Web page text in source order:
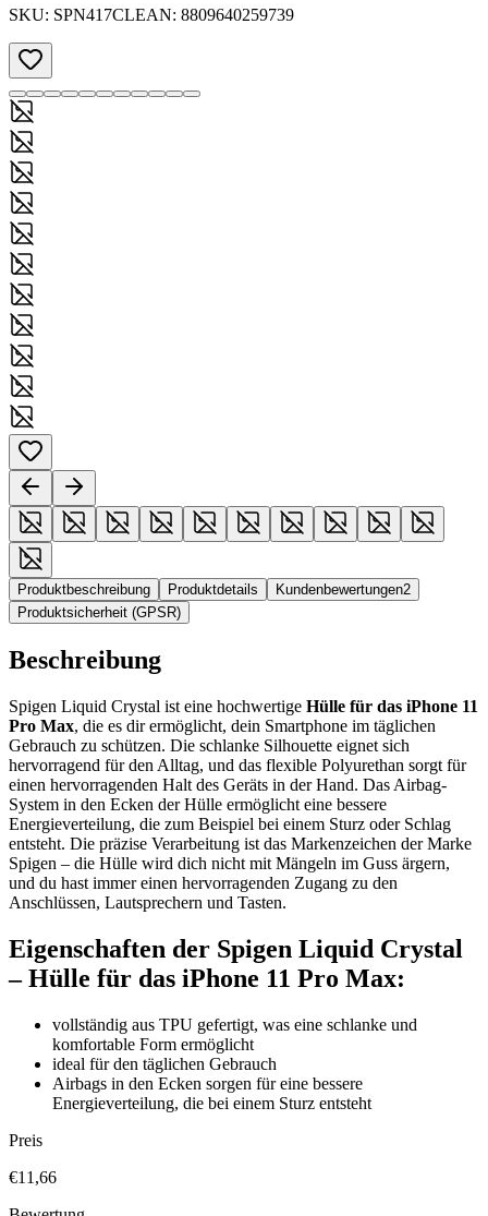
SKU: SPN417CLEAN: 8809640259739
Produktbeschreibung Produktdetails Kundenbewertungen2
Produktsicherheit (GPSR)
Beschreibung
Spigen Liquid Crystal ist eine hochwertige Hülle für das iPhone 11
Pro Max, die es dir ermöglicht, dein Smartphone im täglichen
Gebrauch zu schützen. Die schlanke Silhouette eignet sich
hervorragend für den Alltag, und das flexible Polyurethan sorgt für
einen hervorragenden Halt des Geräts in der Hand. Das Airbag-
System in den Ecken der Hülle ermöglicht eine bessere
Energieverteilung, die zum Beispiel bei einem Sturz oder Schlag
entsteht. Die präzise Verarbeitung ist das Markenzeichen der Marke
Spigen – die Hülle wird dich nicht mit Mängeln im Guss ärgern,
und du hast immer einen hervorragenden Zugang zu den
Anschlüssen, Lautsprechern und Tasten.
Eigenschaften der Spigen Liquid Crystal
– Hülle für das iPhone 11 Pro Max:
vollständig aus TPU gefertigt, was eine schlanke und
komfortable Form ermöglicht
ideal für den täglichen Gebrauch
Airbags in den Ecken sorgen für eine bessere
Energieverteilung, die bei einem Sturz entsteht
Preis
€11,66